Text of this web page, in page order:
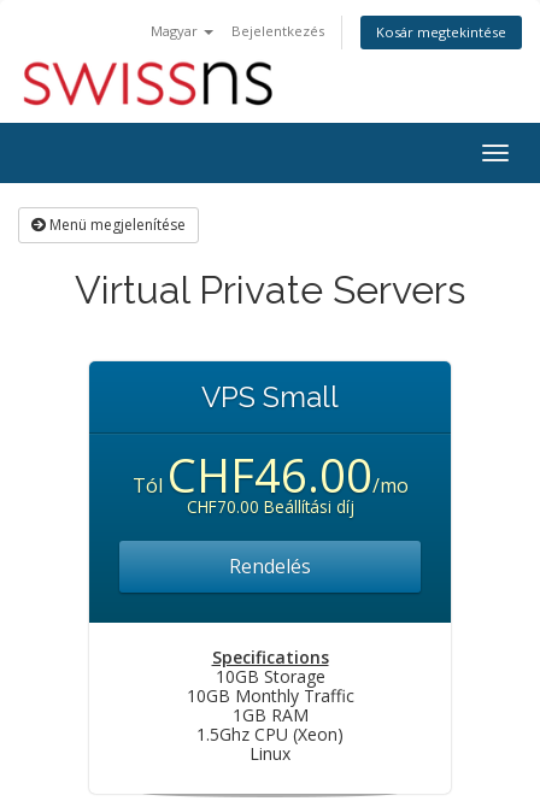
Magyar Bejelentkezés Kosár megtekintése
a
Menü megjelenítése
Virtual Private Servers
VPS Small
Tól CHF46.00/mo
CHF70.00 Beállítási díj
Rendelés
Specifications
10GB Storage
10GB Monthly Traffic
1GB RAM
1.5Ghz CPU (Xeon)
Linux